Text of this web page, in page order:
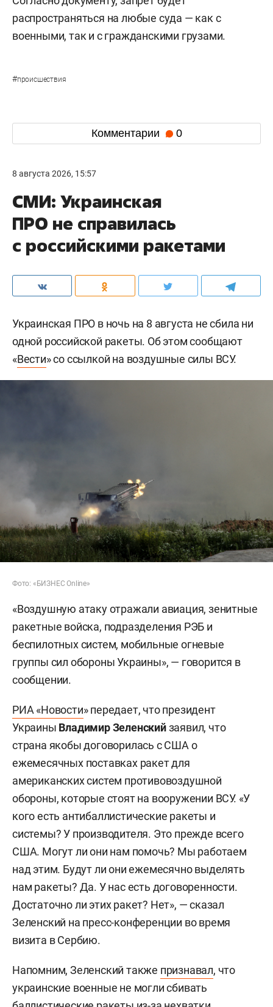
распространяться на любые суда — как с
военными, так и с гражданскими грузами.
#происшествия
Комментарии 0
8 августа 2026, 15:57
СМИ: Украинская
ПРО не справилась
с российскими ракетами
Украинская ПРО в ночь на 8 августа не сбила ни
одной российской ракеты. Об этом сообщают
«Вести» со ссылкой на воздушные силы ВСУ.
Фото: «БИЗНЕС Online»
«Воздушную атаку отражали авиация, зенитные
ракетные войска, подразделения РЭБ и
беспилотных систем, мобильные огневые
группы сил обороны Украины», — говорится в
сообщении.
РИА «Новости» передает, что президент
Украины Владимир Зеленскийзаявил, что
страна якобы договорилась с США о
ежемесячных поставках ракет для
американских систем противовоздушной
обороны, которые стоят на вооружении ВСУ. «У
кого есть антибаллистические ракеты и
системы? У производителя. Это прежде всего
США. Могут ли они нам помочь? Мы работаем
над этим. Будут ли они ежемесячно выделять
нам ракеты? Да. У нас есть договоренности.
Достаточно ли этих ракет? Нет», — сказал
Зеленский на пресс-конференции во время
визита в Сербию.
Напомним, Зеленский также признавал, что
украинские военные не могли сбивать